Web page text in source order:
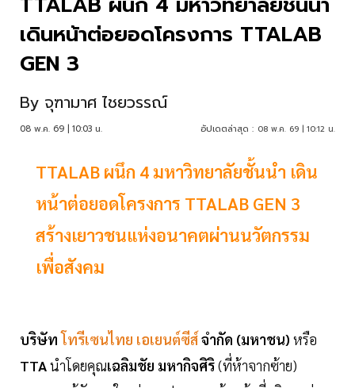
เดินหน้าต่อยอดโครงการ TTALAB
GEN 3
By จุฑามาศ ไชยวรรณ์
08 พ.ค. 69 | 10:03 น. อัปเดตล่าสุด : 08 พ.ค. 69 | 10:12 น.
TTALAB ผนึก 4 มหาวิทยาลัยชั้นนำ เดิน
หน้าต่อยอดโครงการ TTALAB GEN 3
สร้างเยาวชนแห่งอนาคตผ่านนวัตกรรม
เพื่อสังคม
บริษัทโทรีเซนไทย เอเยนต์ซีส์จำกัด (มหาชน) หรือ
TTAนำโดยคุณเฉลิมชัย มหากิจศิริ(ที่ห้าจากซ้าย)